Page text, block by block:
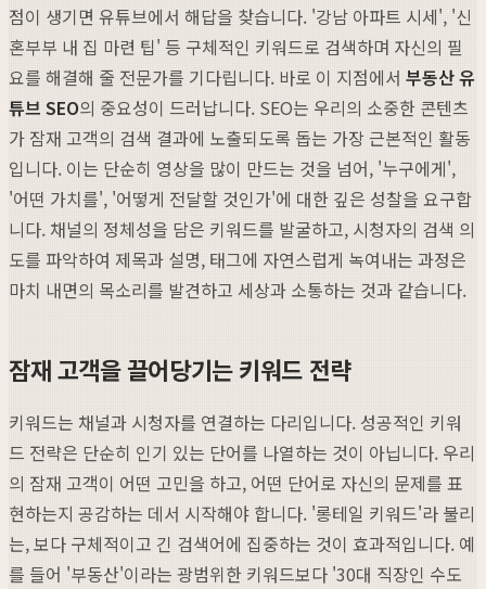
점이 생기면 유튜브에서 해답을 찾습니다. '강남 아파트 시세', '신
혼부부 내 집 마련 팁' 등 구체적인 키워드로 검색하며 자신의 필
요를 해결해 줄 전문가를 기다립니다. 바로 이 지점에서 부동산 유
튜브 SEO의 중요성이 드러납니다. SEO는 우리의 소중한 콘텐츠
가 잠재 고객의 검색 결과에 노출되도록 돕는 가장 근본적인 활동
입니다. 이는 단순히 영상을 많이 만드는 것을 넘어, '누구에게',
'어떤 가치를', '어떻게 전달할 것인가'에 대한 깊은 성찰을 요구합
니다. 채널의 정체성을 담은 키워드를 발굴하고, 시청자의 검색 의
도를 파악하여 제목과 설명, 태그에 자연스럽게 녹여내는 과정은
마치 내면의 목소리를 발견하고 세상과 소통하는 것과 같습니다.
잠재 고객을 끌어당기는 키워드 전략
키워드는 채널과 시청자를 연결하는 다리입니다. 성공적인 키워
드 전략은 단순히 인기 있는 단어를 나열하는 것이 아닙니다. 우리
의 잠재 고객이 어떤 고민을 하고, 어떤 단어로 자신의 문제를 표
현하는지 공감하는 데서 시작해야 합니다. '롱테일 키워드'라 불리
는, 보다 구체적이고 긴 검색어에 집중하는 것이 효과적입니다. 예
를 들어 '부동산'이라는 광범위한 키워드보다 '30대 직장인 수도